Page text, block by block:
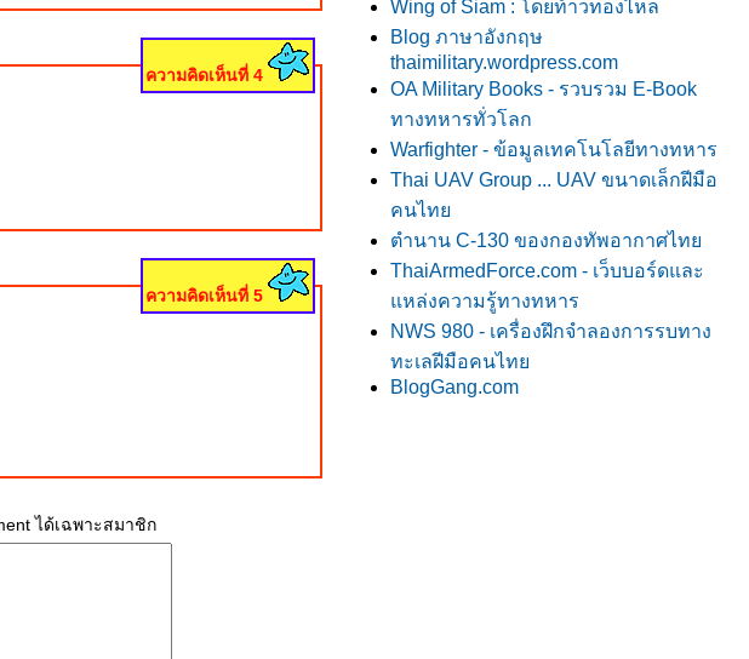
ความคิดเห็นที่ 4
ความคิดเห็นที่ 5
ได้เฉพาะสมาชิก
Wing of Siam : โดยท้าวทองไหล
Blog ภาษาอังกฤษ
thaimilitary.wordpress.com
OA Military Books - รวบรวม E-Book
ทางทหารทั่วโลก
Warfighter - ข้อมูลเทคโนโลยีทางทหาร
Thai UAV Group ... UAV ขนาดเล็กฝีมือ
คนไท
ตำนาน C-130 ของกองทัพอากาศไท
ThaiArmedForce.com - เว็บบอร์ดและ
หล่งความรู้ทางทหาร
NWS 980 - เครื่องฝึกจำลองการรบทาง
ทะเลฝีมือคนไท
BlogGang.com